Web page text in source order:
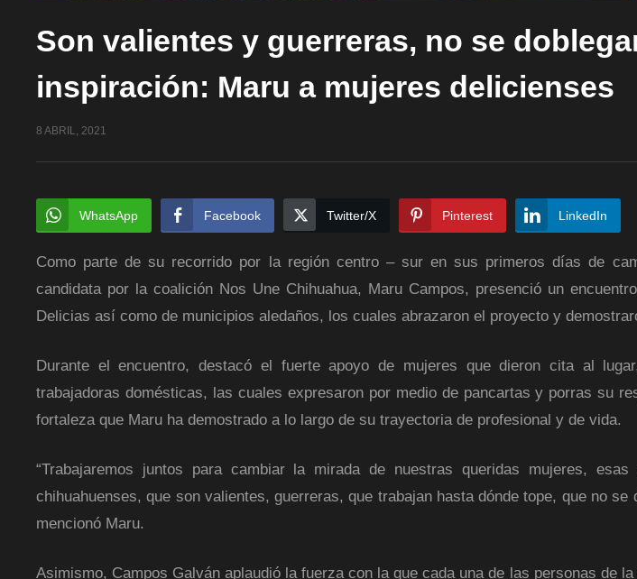
Son valientes y guerreras, no se
inspiración: Maru a mujeres delicienses
8 ABRIL, 2021
WhatsApp Facebook Twitter/X Pinterest LinkedIn
Como parte de su recorrido por la región centro – sur en sus primeros días de
candidata por la coalición Nos Une Chihuahua, Maru Campos, presenció un
Delicias así como de municipios aledaños, los cuales abrazaron el proyecto y
Durante el encuentro, destacó el fuerte apoyo de mujeres que dieron cita al
trabajadoras domésticas, las cuales expresaron por medio de pancartas y porras su
fortaleza que Maru ha demostrado a lo largo de su trayectoria de profesional y de vida.
“Trabajaremos juntos para cambiar la mirada de nuestras queridas mujeres,
chihuahuenses, que son valientes, guerreras, que trabajan hasta dónde tope, que no se
mencionó Maru.
Asimismo, Campos Galván aplaudió la fuerza con la que cada una de las personas de